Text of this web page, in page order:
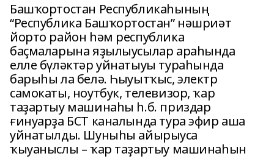
Башҡортостан Республикаһының
“Республика Башҡортостан” нәшриәт
йорто район һәм республика
баҫмаларына яҙылыусылар араһында
елле бүләктәр уйнатыуы тураһында
барыһы ла белә. Һыуытҡыс, электр
самокаты, ноутбук, телевизор, ҡар
таҙартыу машинаһы һ.б. приздар
ғинуарҙа БСТ каналында тура эфир аша
уйнатылды. Шуныһы айырыуса
ҡыуаныслы – ҡар таҙартыу машинаһын